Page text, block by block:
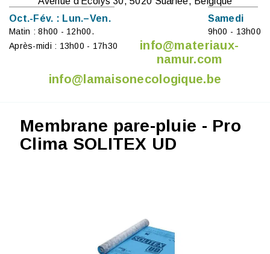
Oct.-Fév. : Lun.–Ven.
Matin : 8h00 - 12h00.
Après-midi : 13h00 - 17h30
Samedi
9h00 - 13h00
info@materiaux-
namur.com
info@lamaisonecologique.be
Membrane pare-pluie - Pro
Clima SOLITEX UD